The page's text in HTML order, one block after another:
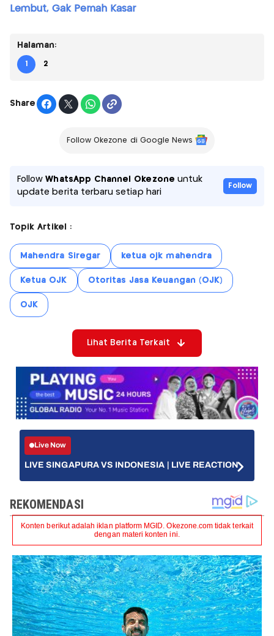
Lembut, Gak Pernah Kasar
Halaman:
1 2
Share
Follow Okezone di Google News
FollowWhatsApp Channel Okezone untuk
update berita terbaru setiap hari
Follow
Topik Artikel :
Mahendra Siregar ketua ojk mahendra
Ketua OJK Otoritas Jasa Keuangan (OJK)
OJK
Lihat Berita Terkait
Live Now
LIVE SINGAPURA VS INDONESIA | LIVE REACTION